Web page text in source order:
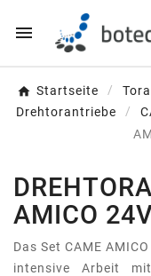

Startseite
Drehtorantriebe
AMICO
Das Set CAME
intensive Arbeit